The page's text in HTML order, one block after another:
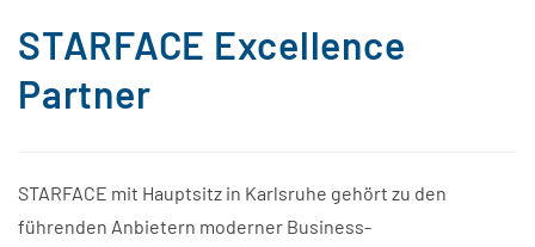
STARFACE Excellence
Partner
STARFACE mit Hauptsitz in Karlsruhe gehört zu den
führenden Anbietern moderner Business-